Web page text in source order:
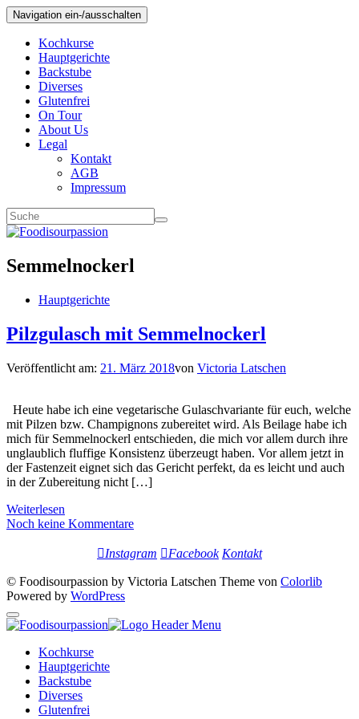
Navigation ein-/ausschalten
Kochkurse
Hauptgerichte
Backstube
Diverses
Glutenfrei
On Tour
About Us
Legal
Kontakt
AGB
Impressum
Semmelnockerl
Hauptgerichte
Pilzgulasch mit Semmelnockerl
Veröffentlicht am: 21. März 2018von Victoria Latschen
Heute habe ich eine vegetarische Gulaschvariante für euch, welche
mit Pilzen bzw. Champignons zubereitet wird. Als Beilage habe ich
mich für Semmelnockerl entschieden, die mich vor allem durch ihre
unglaublich fluffige Konsistenz überzeugt haben. Vor allem jetzt in
der Fastenzeit eignet sich das Gericht perfekt, da es leicht und auch
in der Zubereitung nicht […]
Weiterlesen
Noch keine Kommentare
Instagram Facebook Kontakt
© Foodisourpassion by Victoria Latschen Theme von Colorlib
Powered by WordPress
Kochkurse
Hauptgerichte
Backstube
Diverses
Glutenfrei